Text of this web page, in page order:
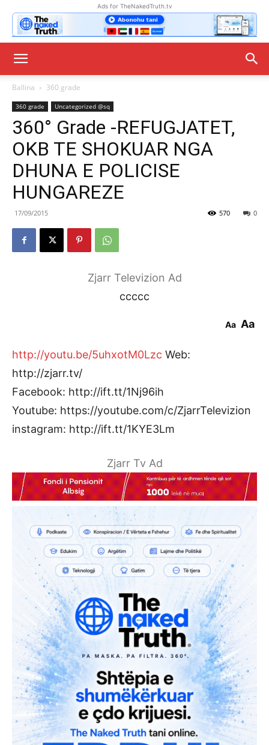
Ads for TheNakedTruth.tv
Ballina 360 grade
360 grade Uncategorized @sq
360° Grade -REFUGJATET,
OKB TE SHOKUAR NGA
DHUNA E POLICISE
HUNGAREZE
17/09/2015 0
570
Zjarr Televizion Ad
ccccc
Aa Aa
http://youtu.be/5uhxotM0Lzc Web:
http://zjarr.tv/
Facebook: http://ift.tt/1Nj96ih
Youtube: https://youtube.com/c/ZjarrTelevizion
instagram: http://ift.tt/1KYE3Lm
Zjarr Tv Ad